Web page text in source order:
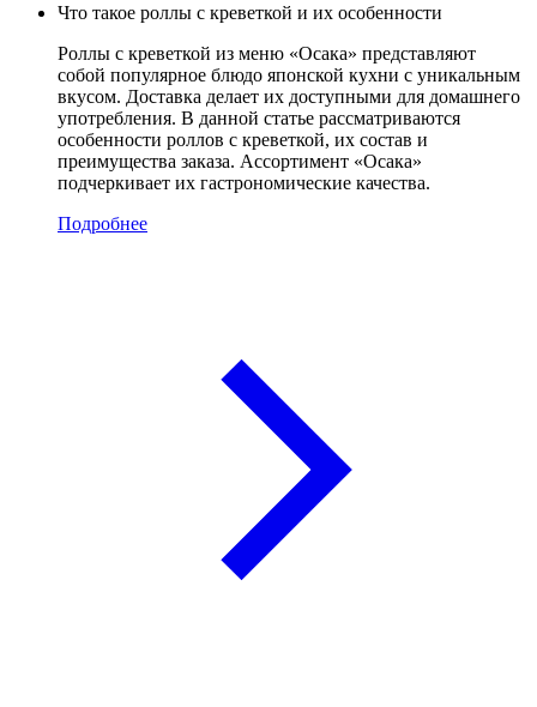
Что такое роллы с креветкой и их особенности
Роллы с креветкой из меню «Осака» представляют
собой популярное блюдо японской кухни с уникальным
вкусом. Доставка делает их доступными для домашнего
употребления. В данной статье рассматриваются
особенности роллов с креветкой, их состав и
преимущества заказа. Ассортимент «Осака»
подчеркивает их гастрономические качества.
Подробнее